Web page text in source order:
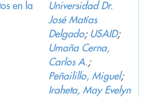
en la
Universidad Dr.
José Matías
Delgado; USAID;
Umaña Cerna,
Carlos A.;
Peñailillo, Miguel;
Iraheta, May Evelyn